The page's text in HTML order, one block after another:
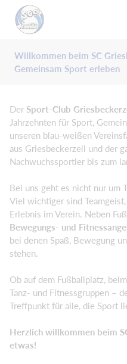
Willkommen beim SC
Gemeinsam Sport erleben
Der Sport-Club
Jahrzehnten für Sport,
unseren blau-weißen
aus Griesbeckerzell und der
Nachwuchssportler bis zum
Bei uns geht es nicht nur um
Viel wichtiger sind
Erlebnis im Verein. Neben
Bewegungs- und
bei denen Spaß, Bewegung
stehen.
Ob auf dem Fußballplatz,
Tanz- und Fitnessgruppen –
Treffpunkt für alle, die Sport
Herzlich willkommen beim
etwas!